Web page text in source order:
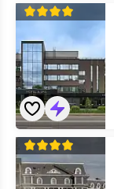
«Benedict
Отель&СПА»
шведский
стол
«Курортно-
развлекательный
комплекс
Внуково